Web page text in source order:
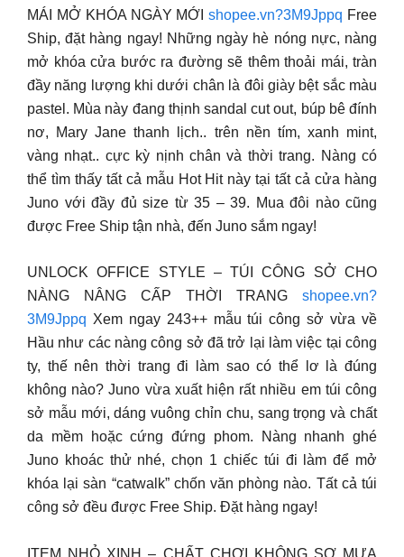
MÁI MỞ KHÓA NGÀY MỚIshopee.vn?3M9Jppq Free
Ship, đặt hàng ngay! Những ngày hè nóng nực, nàng
mở khóa cửa bước ra đường sẽ thêm thoải mái, tràn
đầy năng lượng khi dưới chân là đôi giày bệt sắc màu
pastel. Mùa này đang thịnh sandal cut out, búp bê đính
nơ, Mary Jane thanh lịch.. trên nền tím, xanh mint,
vàng nhạt.. cực kỳ nịnh chân và thời trang. Nàng có
thể tìm thấy tất cả mẫu Hot Hit này tại tất cả cửa hàng
Juno với đầy đủ size từ 35 – 39. Mua đôi nào cũng
được Free Ship tận nhà, đến Juno sắm ngay!
UNLOCK OFFICE STYLE – TÚI CÔNG SỞ CHO
NÀNG NÂNG CẤP THỜI TRANG shopee.vn?
3M9Jppq Xem ngay 243++ mẫu túi công sở vừa về
Hầu như các nàng công sở đã trở lại làm việc tại công
ty, thế nên thời trang đi làm sao có thể lơ là đúng
không nào? Juno vừa xuất hiện rất nhiều em túi công
sở mẫu mới, dáng vuông chỉn chu, sang trọng và chất
da mềm hoặc cứng đứng phom. Nàng nhanh ghé
Juno khoác thử nhé, chọn 1 chiếc túi đi làm để mở
khóa lại sàn “catwalk” chốn văn phòng nào. Tất cả túi
công sở đều được Free Ship. Đặt hàng ngay!
ITEM NHỎ XINH – CHẤT CHƠI KHÔNG SỢ MƯA